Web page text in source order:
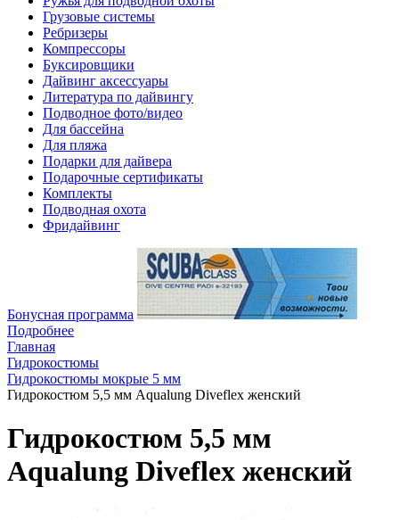
Грузовые системы
Ребризеры
Компрессоры
Буксировщики
Дайвинг аксессуары
Литература по дайвингу
Подводное фото/видео
Для бассейна
Для пляжа
Подарки для дайвера
Подарочные сертификаты
Комплекты
Подводная охота
Фридайвинг
Бонусная программа
Подробнее
Главная
Гидрокостюмы
Гидрокостюмы мокрые 5 мм
Гидрокостюм 5,5 мм Aqualung Diveflex женский
Гидрокостюм 5,5 мм
Aqualung Diveflex женский